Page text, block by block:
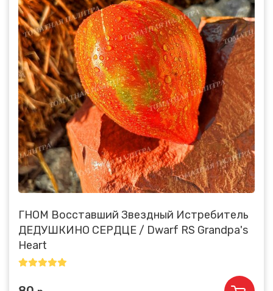
ГНОМ Восставший Звездный Истребитель
ДЕДУШКИНО СЕРДЦЕ / Dwarf RS Grandpa's
Heart